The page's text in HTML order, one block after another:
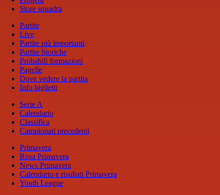
Store squadra
Partite
Live
Partite più importanti
Partite Storiche
Probabili formazioni
Pagelle
Dove vedere la partita
Info biglietti
Serie A
Calendario
Classifica
Campionati precedenti
Primavera
Rosa Primavera
News Primavera
Calendario e risultati Primavera
Youth League